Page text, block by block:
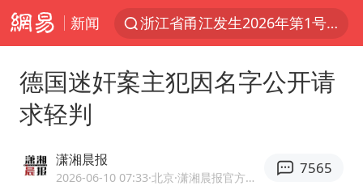
新闻
浙江省甬江发生2026年第1号洪水
独闯南太行的失联女生最后轨迹已确认
上门女婿出轨女邻居多年被判重婚罪
德国迷奸案主犯因名字公开请
求轻判
潇湘晨报
2026-06-10 07:33·北京 ·潇湘晨报官方网易号
7565